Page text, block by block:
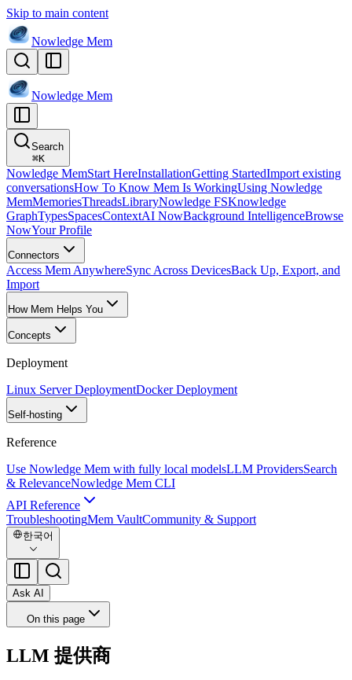
Skip to main content
Nowledge Mem
Nowledge Mem
Search
⌘K
Nowledge MemStart HereInstallationGetting StartedImport existing
conversationsHow To Know Mem Is WorkingUsing Nowledge
MemMemoriesThreadsLibraryNowledge FSKnowledge
GraphTypesSpacesContextAI NowBackground IntelligenceBrowse
NowYour Profile
Connectors
Access Mem AnywhereSync Across DevicesBack Up, Export, and
Import
How Mem Helps You
Concepts
Deployment
Linux Server DeploymentDocker Deployment
Self-hosting
Reference
Use Nowledge Mem with fully local modelsLLM ProvidersSearch
& RelevanceNowledge Mem CLI
API Reference
TroubleshootingMem VaultCommunity & Support
한국어
Ask AI
On this page
LLM 提供商